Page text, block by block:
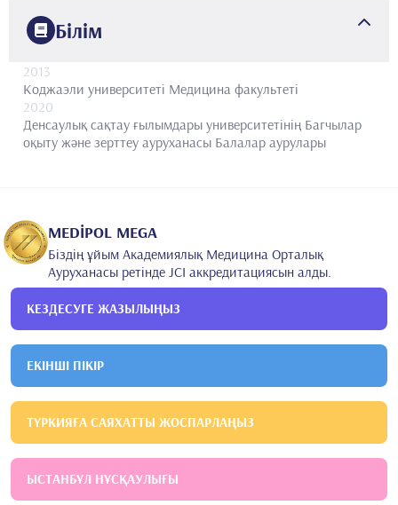
Білім
2013
Коджаэли университеті Медицина факультеті
2020
Денсаулық сақтау ғылымдары университетінің Багчылар
оқыту және зерттеу ауруханасы Балалар аурулары
MEDİPOL MEGA
Біздің ұйым Академиялық Медицина Орталық
Ауруханасы ретінде JCI аккредитациясын алды.
КЕЗДЕСУГЕ ЖАЗЫЛЫҢЫЗ
ЕКІНШІ ПІКІР
ТҮРКИЯҒА САЯХАТТЫ ЖОСПАРЛАҢЫЗ
ЫСТАНБҰЛ НҰСҚАУЛЫҒЫ